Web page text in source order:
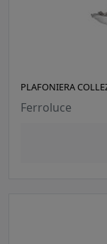
PLAFONIERA
Ferroluce